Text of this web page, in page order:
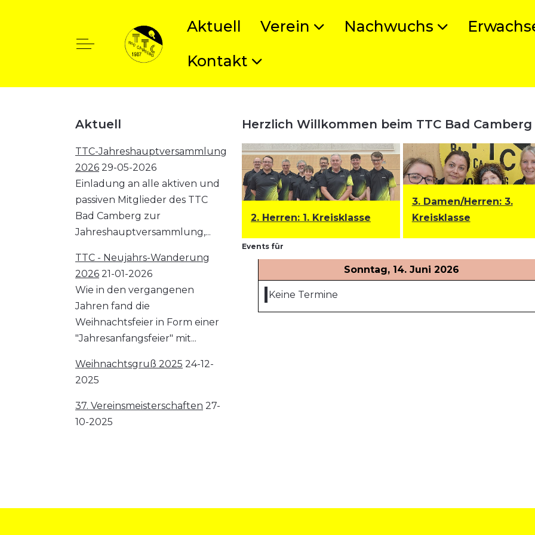
Off-Canvas Toggle
Aktuell Verein Nachwuchs
Kontakt
Aktuell
TTC-Jahreshauptversammlung
2026 29-05-2026
Einladung an alle aktiven und
passiven Mitglieder des TTC
Bad Camberg zur
Jahreshauptversammlung,...
TTC - Neujahrs-Wanderung
2026 21-01-2026
Wie in den vergangenen
Jahren fand die
Weihnachtsfeier in Form einer
"Jahresanfangsfeier" mit...
Weihnachtsgruß 2025 24-12-
2025
37. Vereinsmeisterschaften 27-
10-2025
Herzlich Willkommen beim TTC Bad Camberg
1. Herren: Bezirksklasse 2. Herren: 1. Kreisklasse
3. Damen/Herren: 3.
Kreisklasse
Events für
Sonntag, 14. Juni 2026
Keine Termine